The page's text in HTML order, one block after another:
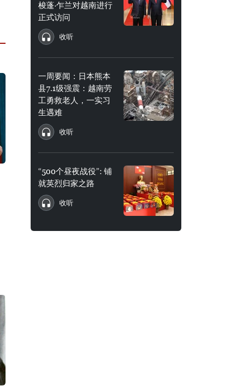
梭蓬·乍兰对越南进行
正式访问
收听
一周要闻：日本熊本
县7.1级强震：越南劳
工勇救老人，一实习
生遇难
收听
“500个昼夜战役”: 铺
就英烈归家之路
收听